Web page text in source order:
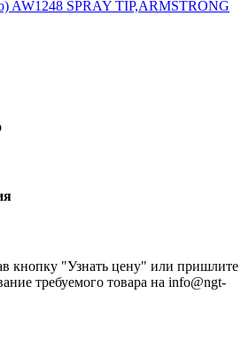
кнопку "Узнать цену" или пришлите
требуемого товара на info@ngt-